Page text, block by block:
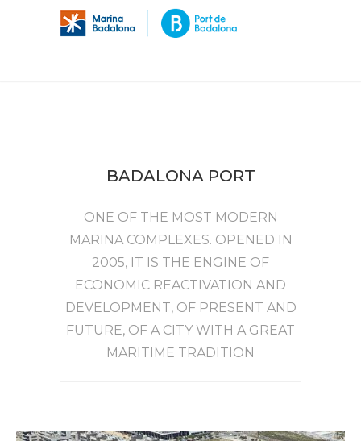
BADALONA PORT
ONE OF THE MOST MODERN
MARINA COMPLEXES. OPENED IN
2005, IT IS THE ENGINE OF
ECONOMIC REACTIVATION AND
DEVELOPMENT, OF PRESENT AND
FUTURE, OF A CITY WITH A GREAT
MARITIME TRADITION